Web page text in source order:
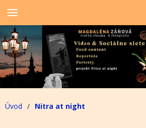
Úvod / Nitra at night